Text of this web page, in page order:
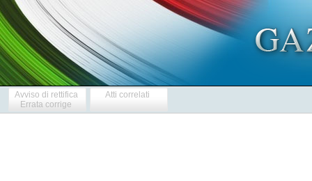
Avviso di rettifica
Errata corrige
Atti correlati